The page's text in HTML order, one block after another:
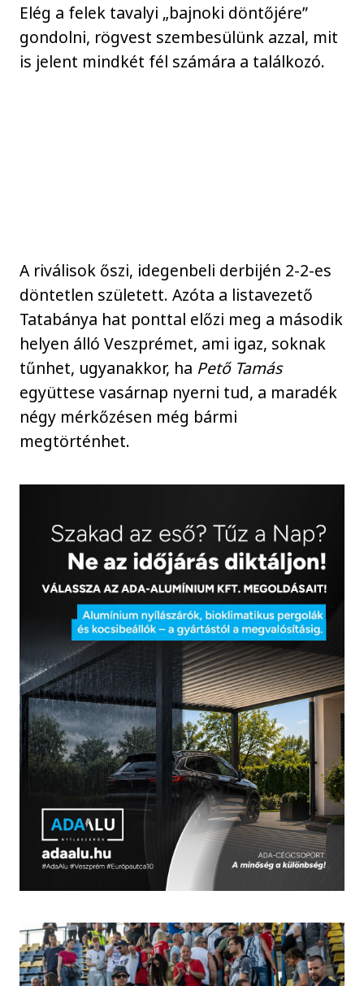
Elég a felek tavalyi „bajnoki döntőjére”
gondolni, rögvest szembesülünk azzal, mit
is jelent mindkét fél számára a találkozó.
A riválisok őszi, idegenbeli derbijén 2-2-es
döntetlen született. Azóta a listavezető
Tatabánya hat ponttal előzi meg a második
helyen álló Veszprémet, ami igaz, soknak
tűnhet, ugyanakkor, ha Pető Tamás
együttese vasárnap nyerni tud, a maradék
négy mérkőzésen még bármi
megtörténhet.